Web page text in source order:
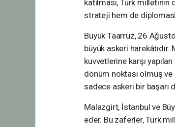
katılması, Türk
strateji hem de diplomasi
Büyük Taarruz, 26
büyük askeri
kuvvetlerine karşı
dönüm noktası olmuş ve
sadece askeri bir başarı
Malazgirt, İstanbul ve
eder. Bu zaferler, Türk